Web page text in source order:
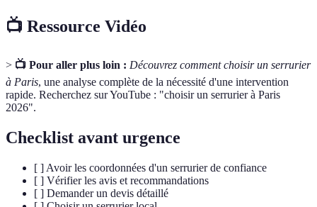
📺 Ressource Vidéo
> 📺 Pour aller plus loin : Découvrez comment choisir un serrurier
à Paris, une analyse complète de la nécessité d'une intervention
rapide. Recherchez sur YouTube : "choisir un serrurier à Paris
2026".
Checklist avant urgence
[ ] Avoir les coordonnées d'un serrurier de confiance
[ ] Vérifier les avis et recommandations
[ ] Demander un devis détaillé